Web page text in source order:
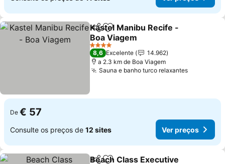
PartilharAdicionar aos favoritos
Kastel Manibu Recife -
Boa Viagem
Ver preços
4 Estrelas
8,6 Excelente
14.962
a 2.3 km de Boa Viagem
Sauna e banho turco relaxantesVer
De € 57
Consulte os preços de 12 sites Ver preços
Beach Class Executive